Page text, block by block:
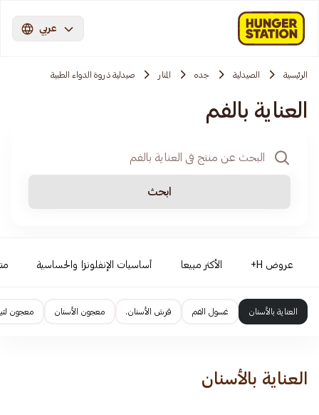
عربي
الرئيسية الصيدلية جده المنار صيدلية ذروة الدواء الطبية
العناية بالفم
ابحث
عروض H+ الأكثر مبيعا أساسيات الإنفلونزا والحساسية
العناية بالأسنان غسول الفم فرش الأسنان. معجون الأسنان معجون
العناية بالأسنان